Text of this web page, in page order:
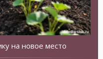
на новое место